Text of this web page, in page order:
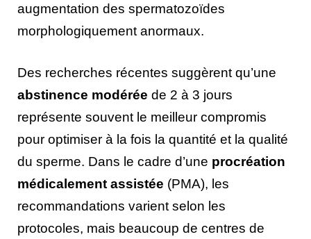
augmentation des spermatozoïdes
morphologiquement anormaux.
Des recherches récentes suggèrent qu’une
abstinence modérée de 2 à 3 jours
représente souvent le meilleur compromis
pour optimiser à la fois la quantité et la qualité
du sperme. Dans le cadre d’une procréation
médicalement assistée (PMA), les
recommandations varient selon les
protocoles, mais beaucoup de centres de